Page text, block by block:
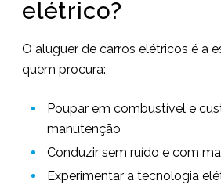
elétrico?
O aluguer de carros elétricos é a
quem procura:
Poupar em combustível e
manutenção
Conduzir sem ruído e com
Experimentar a tecnologia